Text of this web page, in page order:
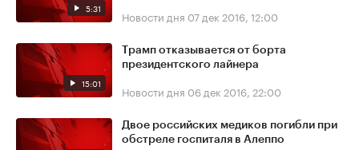
5:31 Новости дня 07 дек 2016, 12:00
15:01
Трамп отказывается от борта
президентского лайнера
Новости дня 06 дек 2016, 22:00
Двое российских медиков погибли при
обстреле госпиталя в Алеппо